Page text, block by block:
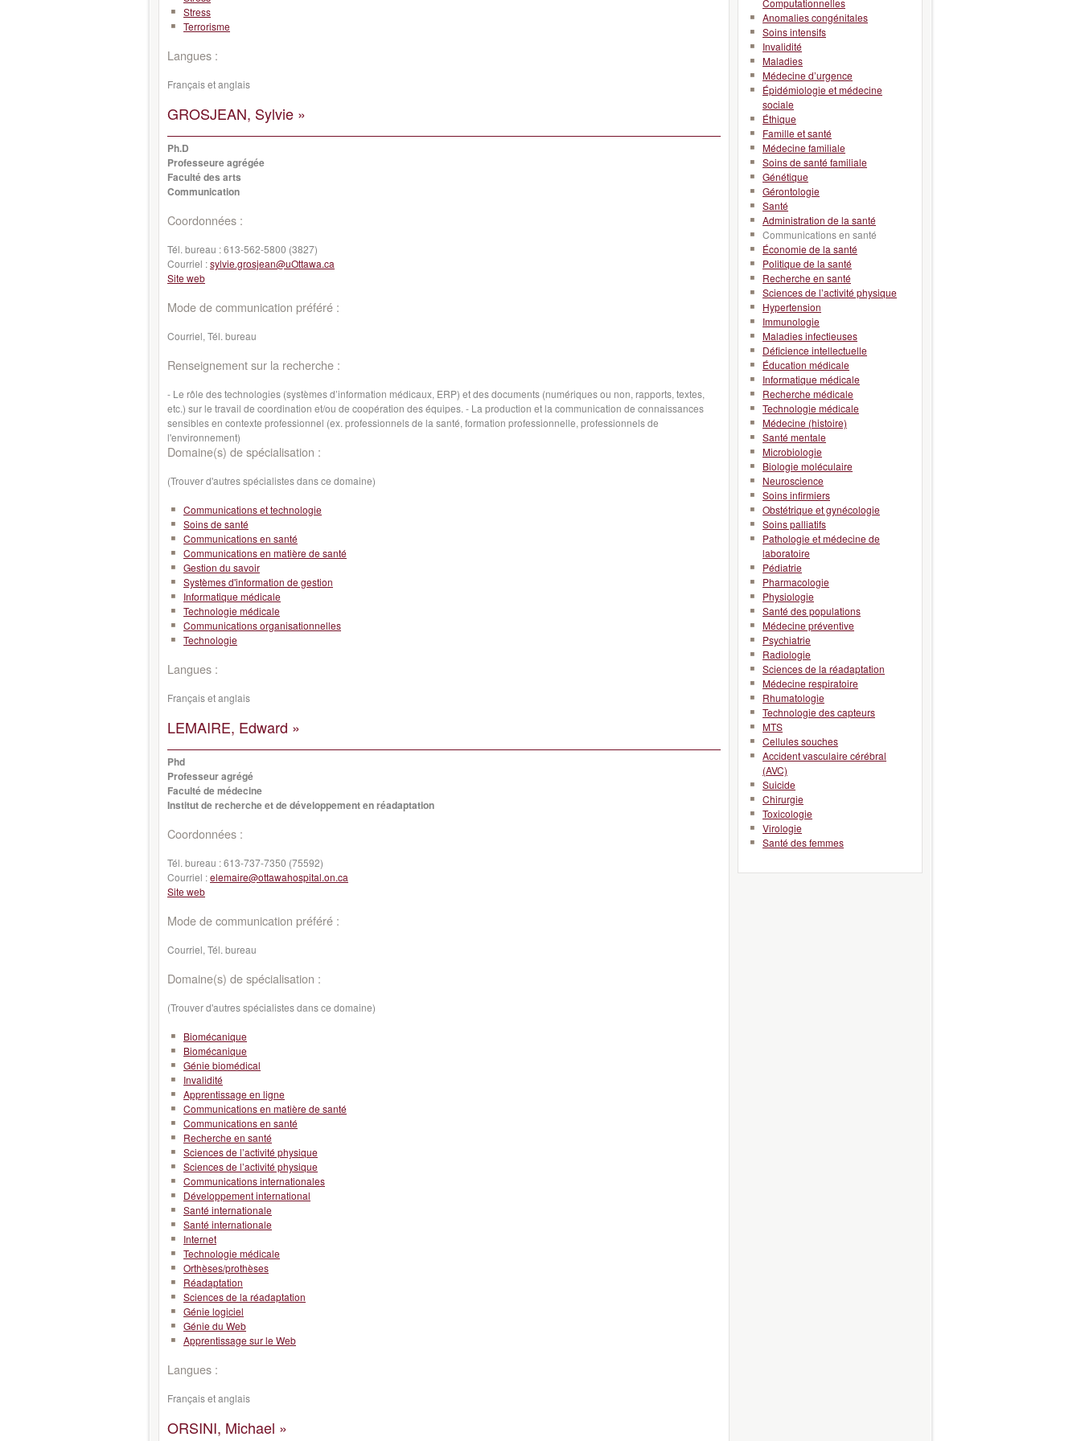
Stress
Terrorisme
Langues :
Français et anglais
GROSJEAN, Sylvie »
Ph.D
Professeure agrégée
Faculté des arts
Communication
Coordonnées :
Tél. bureau :613-562-5800 (3827)
Courriel :sylvie.grosjean@uOttawa.ca
Site web
Mode de communication préféré :
Courriel, Tél. bureau
Renseignement sur la recherche :
- Le rôle des technologies (systèmes d’information médicaux, ERP) et des documents (numériques ou non, rapports, textes,
etc.) sur le travail de coordination et/ou de coopération des équipes. - La production et la communication de connaissances
sensibles en contexte professionnel (ex. professionnels de la santé, formation professionnelle, professionnels de
l'environnement)
Domaine(s) de spécialisation :
(Trouver d'autres spécialistes dans ce domaine)
Communications et technologie
Soins de santé
Communications en santé
Communications en matière de santé
Gestion du savoir
Systèmes d'information de gestion
Informatique médicale
Technologie médicale
Communications organisationnelles
Technologie
Langues :
Français et anglais
LEMAIRE, Edward »
Phd
Professeur agrégé
Faculté de médecine
Institut de recherche et de développement en réadaptation
Coordonnées :
Tél. bureau :613-737-7350 (75592)
Courriel :elemaire@ottawahospital.on.ca
Site web
Mode de communication préféré :
Courriel, Tél. bureau
Domaine(s) de spécialisation :
(Trouver d'autres spécialistes dans ce domaine)
Biomécanique
Biomécanique
Génie biomédical
Invalidité
Apprentissage en ligne
Communications en matière de santé
Communications en santé
Recherche en santé
Sciences de l’activité physique
Sciences de l’activité physique
Communications internationales
Développement international
Santé internationale
Santé internationale
Internet
Technologie médicale
Orthèses/prothèses
Réadaptation
Sciences de la réadaptation
Génie logiciel
Génie du Web
Apprentissage sur le Web
Langues :
Français et anglais
ORSINI, Michael »
Computationnelles
Anomalies congénitales
Soins intensifs
Invalidité
Maladies
Médecine d’urgence
Épidémiologie et médecine
sociale
Éthique
Famille et santé
Médecine familiale
Soins de santé familiale
Génétique
Gérontologie
Santé
Administration de la santé
Communications en santé
Économie de la santé
Politique de la santé
Recherche en santé
Sciences de l’activité physique
Hypertension
Immunologie
Maladies infectieuses
Déficience intellectuelle
Éducation médicale
Informatique médicale
Recherche médicale
Technologie médicale
Médecine (histoire)
Santé mentale
Microbiologie
Biologie moléculaire
Neuroscience
Soins infirmiers
Obstétrique et gynécologie
Soins palliatifs
Pathologie et médecine de
laboratoire
Pédiatrie
Pharmacologie
Physiologie
Santé des populations
Médecine préventive
Psychiatrie
Radiologie
Sciences de la réadaptation
Médecine respiratoire
Rhumatologie
Technologie des capteurs
MTS
Cellules souches
Accident vasculaire cérébral
(AVC)
Suicide
Chirurgie
Toxicologie
Virologie
Santé des femmes